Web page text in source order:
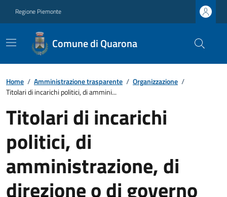
Regione Piemonte
Comune di Quarona
Home / Amministrazione trasparente / Organizzazione /
Titolari di incarichi politici, di ammini...
Titolari di incarichi
politici, di
amministrazione, di
direzione o di governo